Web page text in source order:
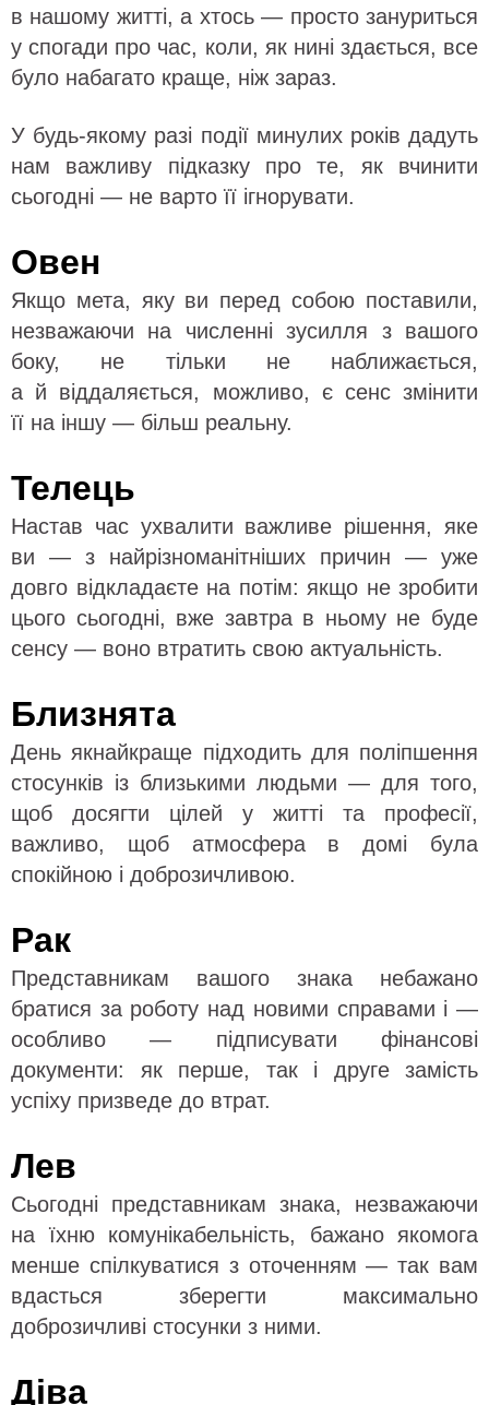
в нашому житті, а хтось — просто зануриться
у спогади про час, коли, як нині здається, все
було набагато краще, ніж зараз.
У будь-якому разі події минулих років дадуть
нам важливу підказку про те, як вчинити
сьогодні — не варто її ігнорувати.
Овен
Якщо мета, яку ви перед собою поставили,
незважаючи на численні зусилля з вашого
боку, не тільки не наближається,
а й віддаляється, можливо, є сенс змінити
її на іншу — більш реальну.
Телець
Настав час ухвалити важливе рішення, яке
ви — з найрізноманітніших причин — уже
довго відкладаєте на потім: якщо не зробити
цього сьогодні, вже завтра в ньому не буде
сенсу — воно втратить свою актуальність.
Близнята
День якнайкраще підходить для поліпшення
стосунків із близькими людьми — для того,
щоб досягти цілей у житті та професії,
важливо, щоб атмосфера в домі була
спокійною і доброзичливою.
Рак
Представникам вашого знака небажано
братися за роботу над новими справами і —
особливо — підписувати фінансові
документи: як перше, так і друге замість
успіху призведе до втрат.
Лев
Сьогодні представникам знака, незважаючи
на їхню комунікабельність, бажано якомога
менше спілкуватися з оточенням — так вам
вдасться зберегти максимально
доброзичливі стосунки з ними.
Діва